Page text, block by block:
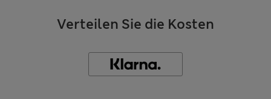
Verteilen Sie die Kosten